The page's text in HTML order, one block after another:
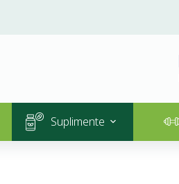
Suplimente